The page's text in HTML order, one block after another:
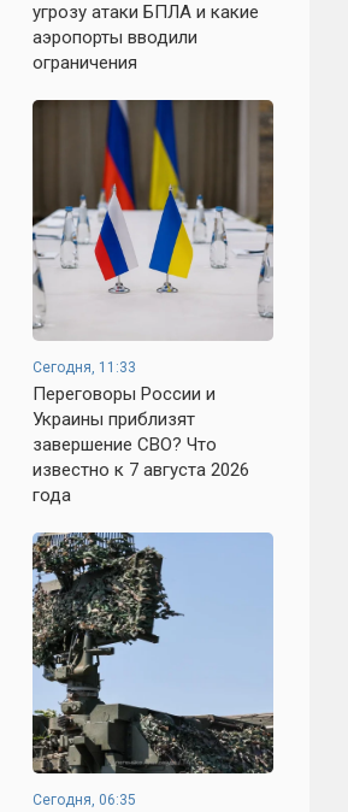
угрозу атаки БПЛА и какие
аэропорты вводили
ограничения
Сегодня, 11:33
Переговоры России и
Украины приблизят
завершение СВО? Что
известно к 7 августа 2026
года
Сегодня, 06:35